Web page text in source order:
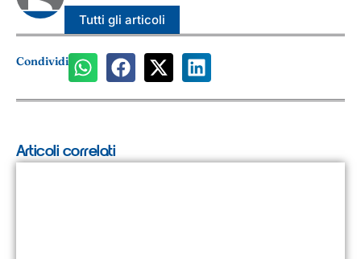
Tutti gli articoli
Condividi
Articoli correlati